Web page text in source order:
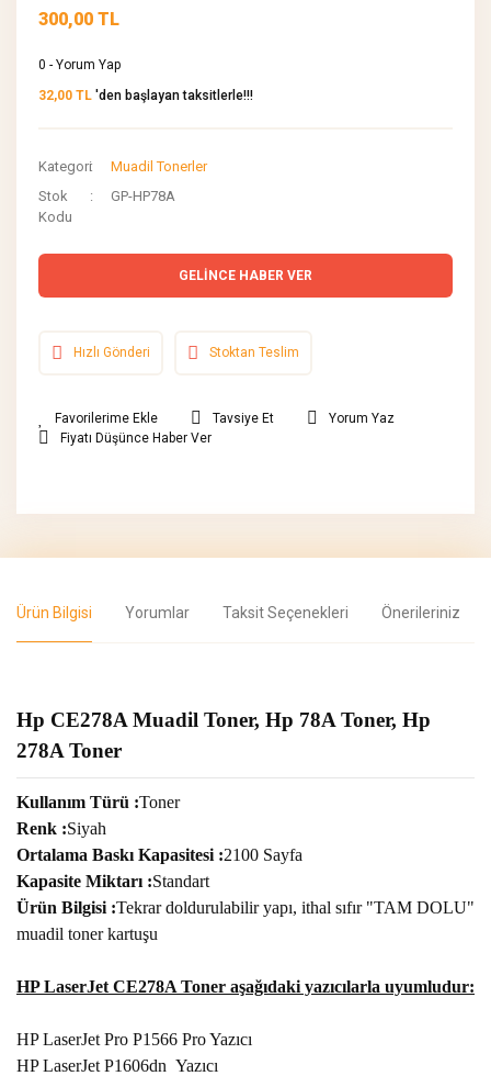
300,00 TL
0 - Yorum Yap
32,00 TL 'den başlayan taksitlerle!!!
Kategori
Muadil Tonerler
Stok
Kodu
GP-HP78A
GELİNCE HABER VER
Hızlı Gönderi Stoktan Teslim
Tavsiye Et
Yorum Yaz
Fiyatı Düşünce Haber Ver
Ürün Bilgisi Yorumlar Taksit Seçenekleri Önerileriniz
Hp CE278A Muadil Toner, Hp 78A Toner, Hp
278A Toner
Kullanım Türü :Toner
Renk :Siyah
Ortalama Baskı Kapasitesi :2100 Sayfa
Kapasite Miktarı :Standart
Ürün Bilgisi :Tekrar doldurulabilir yapı, ithal sıfır "TAM DOLU"
muadil toner kartuşu
HP LaserJet CE278A Toner aşağıdaki yazıcılarla uyumludur:
HP LaserJet Pro P1566 Pro Yazıcı
HP LaserJet P1606dn Yazıcı